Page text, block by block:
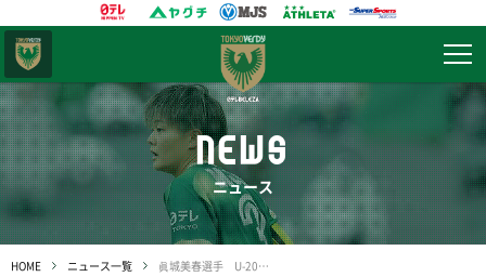
NEWS
ニュース
HOME ニュース一覧 眞城美春選手 U-20日本女子代表AFC U20女子アジアカップタイ2026 直前合宿&本大会辞退のお知らせ